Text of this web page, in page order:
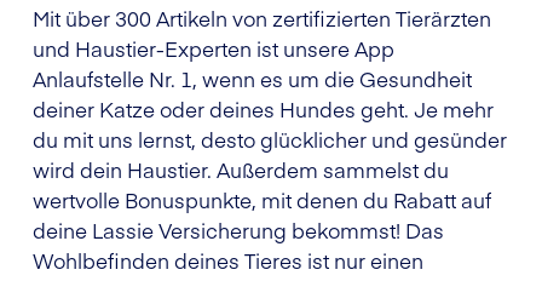
Mit über 300 Artikeln von zertifizierten Tierärzten
und Haustier-Experten ist unsere App
Anlaufstelle Nr. 1, wenn es um die Gesundheit
deiner Katze oder deines Hundes geht. Je mehr
du mit uns lernst, desto glücklicher und gesünder
wird dein Haustier. Außerdem sammelst du
wertvolle Bonuspunkte, mit denen du Rabatt auf
deine Lassie Versicherung bekommst! Das
Wohlbefinden deines Tieres ist nur einen